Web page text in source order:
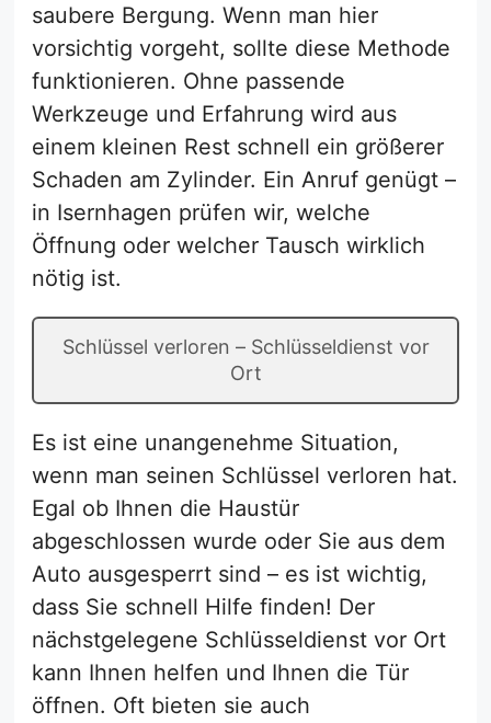
saubere Bergung. Wenn man hier
vorsichtig vorgeht, sollte diese Methode
funktionieren. Ohne passende
Werkzeuge und Erfahrung wird aus
einem kleinen Rest schnell ein größerer
Schaden am Zylinder. Ein Anruf genügt –
in Isernhagen prüfen wir, welche
Öffnung oder welcher Tausch wirklich
nötig ist.
Schlüssel verloren – Schlüsseldienst vor
Ort
Es ist eine unangenehme Situation,
wenn man seinen Schlüssel verloren hat.
Egal ob Ihnen die Haustür
abgeschlossen wurde oder Sie aus dem
Auto ausgesperrt sind – es ist wichtig,
dass Sie schnell Hilfe finden! Der
nächstgelegene Schlüsseldienst vor Ort
kann Ihnen helfen und Ihnen die Tür
öffnen. Oft bieten sie auch